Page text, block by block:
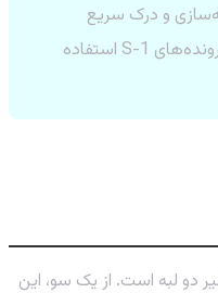
و درک سریع
ریسک‌ها و فرصت‌های موجود در پرونده‌های S-1 استفاده
لبه است. از یک سو، این